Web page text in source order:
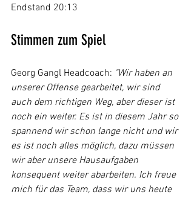
Endstand 20:13
Stimmen zum Spiel
Georg Gangl Headcoach: "Wir haben an
unserer Offense gearbeitet, wir sind
auch dem richtigen Weg, aber dieser ist
noch ein weiter. Es ist in diesem Jahr so
spannend wir schon lange nicht und wir
es ist noch alles möglich, dazu müssen
wir aber unsere Hausaufgaben
konsequent weiter abarbeiten. Ich freue
mich für das Team, dass wir uns heute